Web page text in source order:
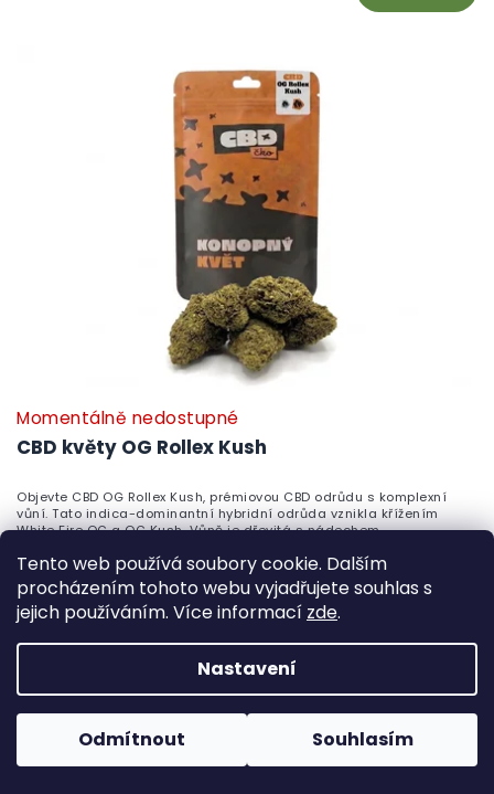
Tento web používá soubory cookie. Dalším
procházením tohoto webu vyjadřujete souhlas s
jejich používáním. Více informací zde.
Nastavení
Odmítnout Souhlasím
CBD květy OG Rollex Kush
Momentálně nedostupné
od99 Kč Detail
Objevte CBD OG Rollex Kush, prémiovou CBD odrůdu s komplexní
vůní. Tato indica-dominantní hybridní odrůda vznikla křížením
White Fire OG a OG Kush. Vůně je dřevitá s nádechem...